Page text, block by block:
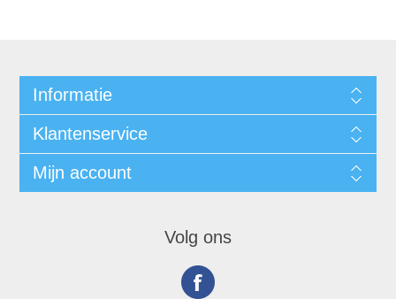
Informatie
Klantenservice
Mijn account
Volg ons